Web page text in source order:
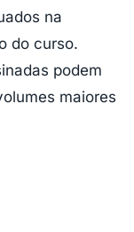
na
do curso.
podem
maiores